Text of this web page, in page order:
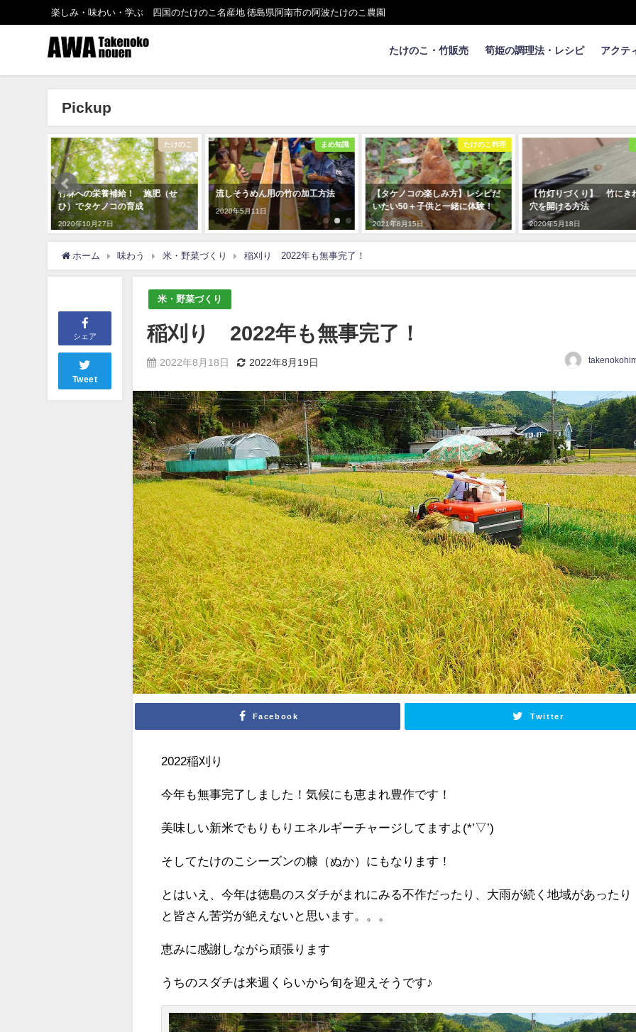
楽しみ・味わい・学ぶ 四国のたけのこ名産地 徳島県阿南市の阿波たけのこ農園
たけのこ・竹販売 筍姫の調理法・レシピ アクテ
Pickup
たけのこ
林への栄養補給！ 施肥（せ
）でタケノコの育成
まめ知識
流しそうめん用の竹の加工方法
2020年5月11日
たけのこ料理
【タケノコの楽しみ方】レシピだ
いたい50＋子供と一緒に体験！
2021年8月15日
まめ知識
【竹灯りづくり】 竹にきれいな
穴を開ける方法
2020年5月18日
む
ホーム 味わう 米・野菜づくり 稲刈り 2022年も無事完了！
シェア
Tweet
米・野菜づくり
稲刈り 2022年も無事完了！
2022年8月18日 2022年8月19日
Facebook Twitter
2022稲刈り
今年も無事完了しました！気候にも恵まれ豊作です！
美味しい新米でもりもりエネルギーチャージしてますよ(*’▽’)
そしてたけのこシーズンの糠（ぬか）にもなります！
とはいえ、今年は徳島のスダチがまれにみる不作だったり、大雨が続く地域があったり
と皆さん苦労が絶えないと思います。。。
恵みに感謝しながら頑張ります
うちのスダチは来週くらいから旬を迎えそうです♪